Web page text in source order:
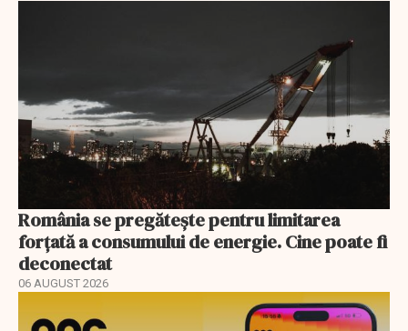
România se pregătește pentru limitarea
forțată a consumului de energie. Cine poate fi
deconectat
06 AUGUST 2026